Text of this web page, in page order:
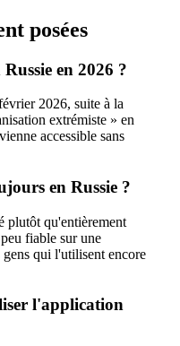
posées
en 2026 ?
2026, suite à la
extrémiste » en
accessible sans
en Russie ?
plutôt qu'entièrement
fiable sur une
qui l'utilisent encore
l'application